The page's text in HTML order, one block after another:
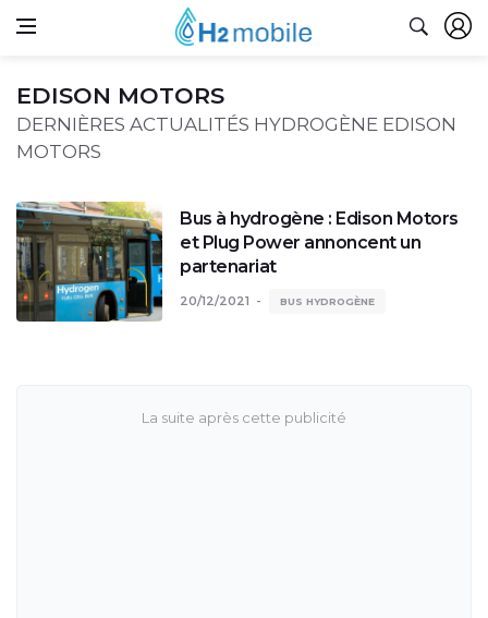
EDISON MOTORS
DERNIÈRES ACTUALITÉS HYDROGÈNE EDISON
MOTORS
Bus à hydrogène : Edison Motors
et Plug Power annoncent un
partenariat
20/12/2021 BUS HYDROGÈNE